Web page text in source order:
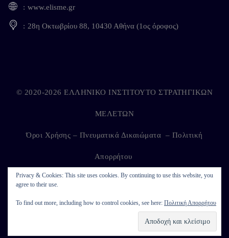
www.elisme.gr
28η Οκτωβρίου 88, 10430 Αθήνα (1ος όροφος)
Privacy & Cookies: This site uses cookies. By continuing to use this website, you
agree to their use.
To find out more, including how to control cookies, see here: Πολιτική Απορρήτου
© 2020-2026 ΕΛΛΗΝΙΚΟ ΙΝΣΤΙΤΟΥΤΟ ΣΤΡΑΤΗΓΙΚΩΝ
ΜΕΛΕΤΩΝ
Όροι Χρήσης – Πνευματικά Δικαιώματα – Πολιτική
Απορρήτου
Developed by